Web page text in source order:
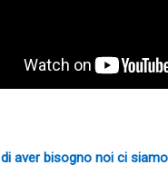
aver bisogno noi ci